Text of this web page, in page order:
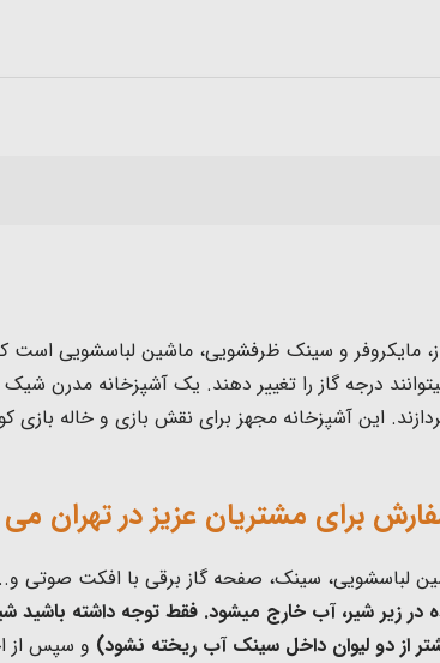
مایکروفر و سینک ظرفشویی، ماشین لباسشویی است
درجه گاز را تغییر دهند. یک آشپزخانه مدرن شیک
برای مشتریان عزیز در تهران
ماشین لباسشویی، سینک، صفحه گاز برقی با افکت
زیر شیر، آب خارج میشود. فقط توجه داشته باشید
از دو لیوان داخل سینک آب ریخته نشود) و سپس از